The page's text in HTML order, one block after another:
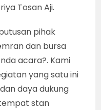
Tosan Aji.
pihak
dan bursa
acara?. Kami
yang satu ini
daya dukung
stan